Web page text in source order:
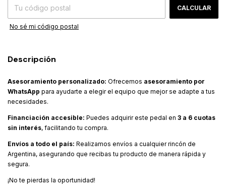
CALCULAR
No sé mi código postal
Descripción
Asesoramiento personalizado: Ofrecemos asesoramiento por
WhatsApp para ayudarte a elegir el equipo que mejor se adapte a tus
necesidades.
Financiación accesible: Puedes adquirir este pedal en 3 a 6 cuotas
sin interés, facilitando tu compra.
Envíos a todo el país: Realizamos envíos a cualquier rincón de
Argentina, asegurando que recibas tu producto de manera rápida y
segura.
¡No te pierdas la oportunidad!